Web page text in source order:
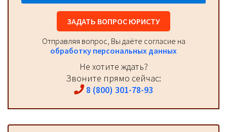
ЗАДАТЬ ВОПРОС ЮРИСТУ
Отправляя вопрос, Вы даёте согласие на
обработку персональных данных
Не хотите ждать?
Звоните прямо сейчас:
8 (800) 301-78-93